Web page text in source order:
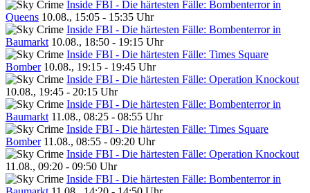
Inside FBI - Die härtesten Fälle: Bombenterror in
Queens 10.08., 15:05 - 15:35 Uhr
Inside FBI - Die härtesten Fälle: Bombenterror in
Baumarkt 10.08., 18:50 - 19:15 Uhr
Inside FBI - Die härtesten Fälle: Times Square
Bomber 10.08., 19:15 - 19:45 Uhr
Inside FBI - Die härtesten Fälle: Operation Knockout
10.08., 19:45 - 20:15 Uhr
Inside FBI - Die härtesten Fälle: Bombenterror in
Baumarkt 11.08., 08:25 - 08:55 Uhr
Inside FBI - Die härtesten Fälle: Times Square
Bomber 11.08., 08:55 - 09:20 Uhr
Inside FBI - Die härtesten Fälle: Operation Knockout
11.08., 09:20 - 09:50 Uhr
Inside FBI - Die härtesten Fälle: Bombenterror in